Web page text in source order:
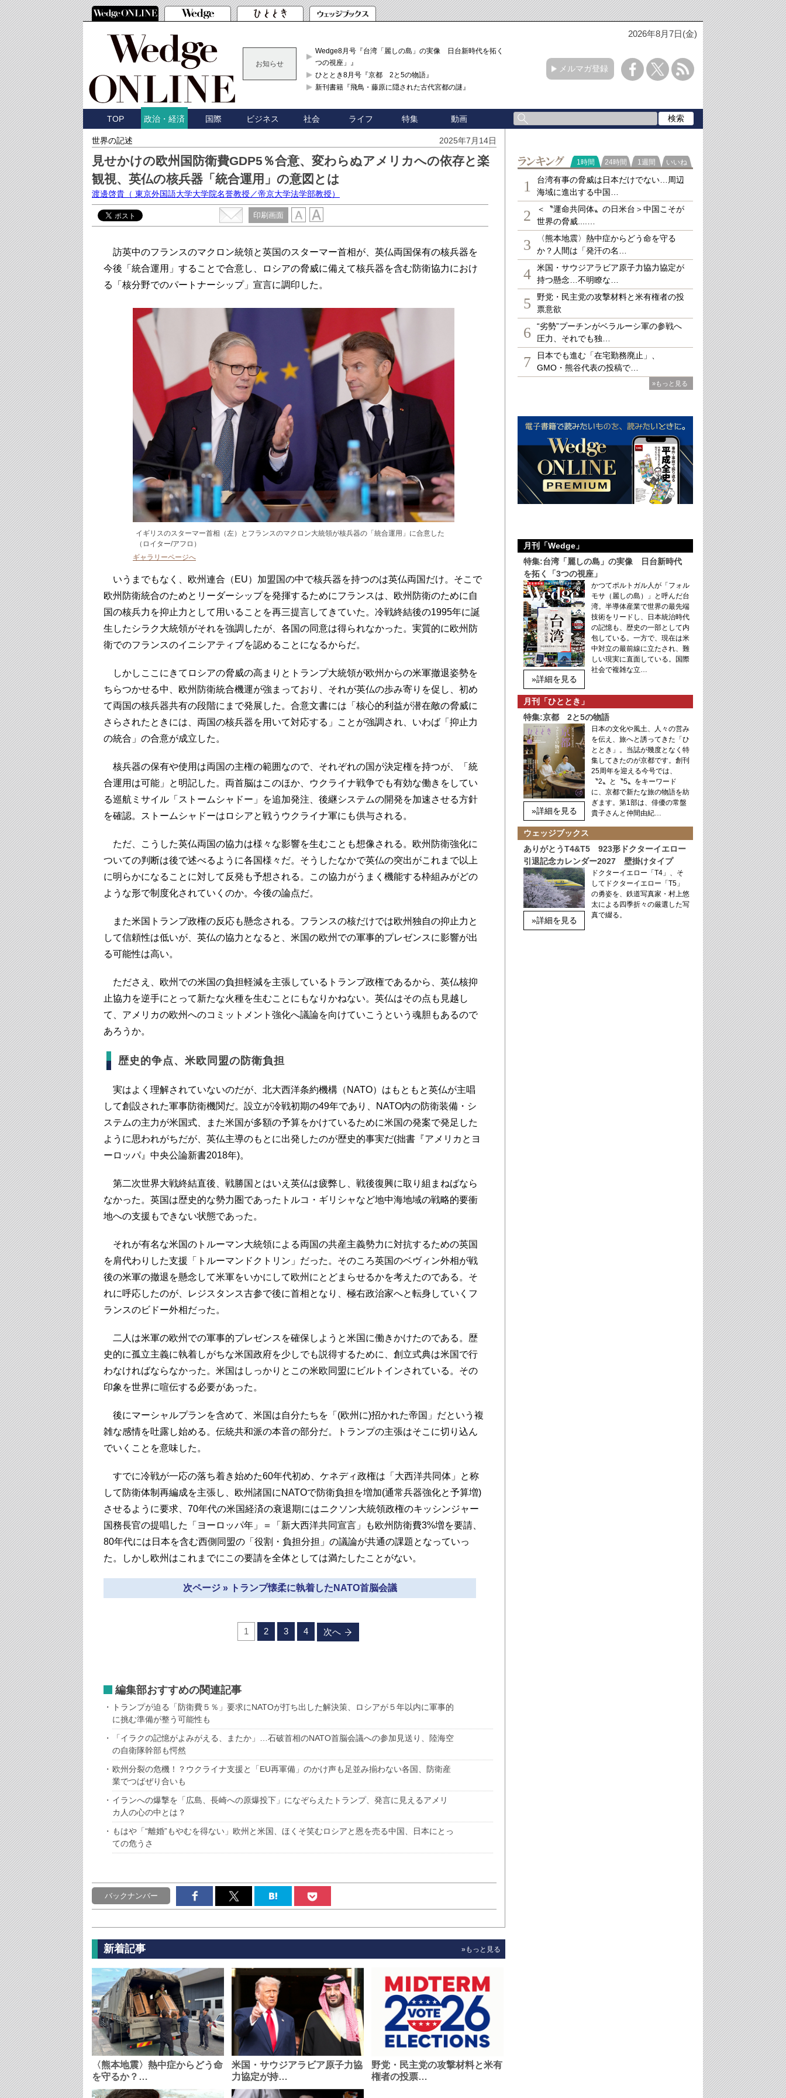
2026年8月7日(金)
お知らせ
Wedge8月号『台湾「麗しの島」の実像 日台新時代を拓く「3
つの視座」』
ひととき8月号『京都 2と5の物語』
新刊書籍『飛鳥・藤原に隠された古代宮都の謎』
メルマガ登録
TOP 政治・経済 国際 ビジネス 社会 ライフ 特集 動画
世界の記述 2025年7月14日
見せかけの欧州国防衛費GDP5％合意、変わらぬアメリカへの依存と楽
観視、英仏の核兵器「統合運用」の意図とは
渡邊啓貴 （ 東京外国語大学大学院名誉教授／帝京大学法学部教授）
印刷画面
訪英中のフランスのマクロン統領と英国のスターマー⾸相が、英仏両国保有の核兵器を
今後「統合運⽤」することで合意し、ロシアの脅威に備えて核兵器を含む防衛協⼒におけ
る「核分野でのパートナーシップ」宣⾔に調印した。
イギリスのスターマー首相（左）とフランスのマクロン大統領が核兵器の「統合運用」に合意した
（ロイター/アフロ）
ギャラリーページへ
いうまでもなく、欧州連合（EU）加盟国の中で核兵器を持つのは英仏両国だけ。そこで
欧州防衛統合のためとリーダーシップを発揮するためにフランスは、欧州防衛のために自
国の核兵力を抑止力として用いることを再三提言してきていた。冷戦終結後の1995年に誕
生したシラク大統領がそれを強調したが、各国の同意は得られなかった。実質的に欧州防
衛でのフランスのイニシアティブを認めることになるからだ。
しかしここにきてロシアの脅威の高まりとトランプ大統領が欧州からの米軍撤退姿勢を
ちらつかせる中、欧州防衛統合機運が強まっており、それが英仏の歩み寄りを促し、初め
て両国の核兵器共有の段階にまで発展した。合意文書には「核⼼的利益が潜在敵の脅威に
さらされたときには、両国の核兵器を用いて対応する」ことが強調され、いわば「抑止力
の統合」の合意が成立した。
核兵器の保有や使⽤は両国の主権の範囲なので、それぞれの国が決定権を持つが、「統
合運⽤は可能」と明記した。両⾸脳はこのほか、ウクライナ戦争でも有効な働きをしてい
る巡航ミサイル「ストームシャドー」を追加発注、後継システムの開発を加速させる⽅針
を確認。ストームシャドーはロシアと戦うウクライナ軍にも供与される。
ただ、こうした英仏両国の協力は様々な影響を生むことも想像される。欧州防衛強化に
ついての判断は後で述べるように各国様々だ。そうしたなかで英仏の突出がこれまで以上
に明らかになることに対して反発も予想される。この協力がうまく機能する枠組みがどの
ような形で制度化されていくのか。今後の論点だ。
また米国トランプ政権の反応も懸念される。フランスの核だけでは欧州独自の抑止力と
して信頼性は低いが、英仏の協力となると、米国の欧州での軍事的プレゼンスに影響が出
る可能性は高い。
たださえ、欧州での米国の負担軽減を主張しているトランプ政権であるから、英仏核抑
止協力を逆手にとって新たな火種を生むことにもなりかねない。英仏はその点も見越し
て、アメリカの欧州へのコミットメント強化へ議論を向けていこうという魂胆もあるので
あろうか。
歴史的争点、米欧同盟の防衛負担
実はよく理解されていないのだが、北大西洋条約機構（NATO）はもともと英仏が主唱
して創設された軍事防衛機関だ。設立が冷戦初期の49年であり、NATO内の防衛装備・シ
ステムの主力が米国式、また米国が多額の予算をかけているために米国の発案で発足した
ように思われがちだが、英仏主導のもとに出発したのが歴史的事実だ(拙書『アメリカとヨ
ーロッパ』中央公論新書2018年)。
第二次世界大戦終結直後、戦勝国とはいえ英仏は疲弊し、戦後復興に取り組まねばなら
なかった。英国は歴史的な勢力圏であったトルコ・ギリシャなど地中海地域の戦略的要衝
地への支援もできない状態であった。
それが有名な米国のトルーマン大統領による両国の共産主義勢力に対抗するための英国
を肩代わりした支援「トルーマンドクトリン」だった。そのころ英国のベヴィン外相が戦
後の米軍の撤退を懸念して米軍をいかにして欧州にとどまらせるかを考えたのである。そ
れに呼応したのが、レジスタンス古参で後に首相となり、極右政治家へと転身していくフ
ランスのビドー外相だった。
二人は米軍の欧州での軍事的プレゼンスを確保しようと米国に働きかけたのである。歴
史的に孤立主義に執着しがちな米国政府を少しでも説得するために、創立式典は米国で行
わなければならなかった。米国はしっかりとこの米欧同盟にビルトインされている。その
印象を世界に喧伝する必要があった。
後にマーシャルプランを含めて、米国は自分たちを「(欧州に)招かれた帝国」だという複
雑な感情を吐露し始める。伝統共和派の本音の部分だ。トランプの主張はそこに切り込ん
でいくことを意味した。
すでに冷戦が一応の落ち着き始めた60年代初め、ケネディ政権は「大西洋共同体」と称
して防衛体制再編成を主張し、欧州諸国にNATOで防衛負担を増加(通常兵器強化と予算増)
させるように要求、70年代の米国経済の衰退期にはニクソン大統領政権のキッシンジャー
国務長官の提唱した「ヨーロッパ年」＝「新大西洋共同宣言」も欧州防衛費3%増を要請、
80年代には日本を含む西側同盟の「役割・負担分担」の議論が共通の課題となっていっ
た。しかし欧州はこれまでにこの要請を全体としては満たしたことがない。
次ページ » トランプ懐柔に執着したNATO首脳会議
1 2 3 4 次へ
編集部おすすめの関連記事
トランプが迫る「防衛費５％」要求にNATOが打ち出した解決策、ロシアが５年以内に軍事的
に挑む準備が整う可能性も
「イラクの記憶がよみがえる、またか」…石破首相のNATO首脳会議への参加見送り、陸海空
の自衛隊幹部も愕然
欧州分裂の危機！？ウクライナ支援と「EU再軍備」のかけ声も足並み揃わない各国、防衛産
業でつばぜり合いも
イランへの爆撃を「広島、長崎への原爆投下」になぞらえたトランプ、発言に見えるアメリ
カ人の心の中とは？
もはや「“離婚”もやむを得ない」欧州と米国、ほくそ笑むロシアと恩を売る中国、日本にとっ
ての危うさ
バックナンバー
新着記事 »もっと見る
〈熊本地震〉熱中症からどう命
を守るか？…
米国・サウジアラビア原子力協
力協定が持…
野党・民主党の攻撃材料と米有
権者の投票…
ランキング
1時間 24時間 1週間 いいね
1
台湾有事の脅威は日本だけでない…周辺
海域に進出する中国…
2
＜〝運命共同体〟の日米台＞中国こそが
世界の脅威....…
3
〈熊本地震〉熱中症からどう命を守る
か？人間は「発汗の名…
4
米国・サウジアラビア原子力協力協定が
持つ懸念…不明瞭な…
5
野党・民主党の攻撃材料と米有権者の投
票意欲
6
“劣勢”プーチンがベラルーシ軍の参戦へ
圧力、それでも独…
7
日本でも進む「在宅勤務廃止」、
GMO・熊谷代表の投稿で…
»もっと見る
月刊「Wedge」
特集:台湾「麗しの島」の実像 日台新時代
を拓く「3つの視座」
»詳細を見る
かつてポルトガル人が「フォル
モサ（麗しの島）」と呼んだ台
湾。半導体産業で世界の最先端
技術をリードし、日本統治時代
の記憶も、歴史の一部として内
包している。一方で、現在は米
中対立の最前線に立たされ、難
しい現実に直面している。国際
社会で複雑な立…
月刊「ひととき」
特集:京都 2と5の物語
»詳細を見る
日本の文化や風土、人々の営み
を伝え、旅へと誘ってきた「ひ
ととき」。当誌が幾度となく特
集してきたのが京都です。創刊
25周年を迎える今号では、
〝2〟と〝5〟をキーワード
に、京都で新たな旅の物語を紡
ぎます。第1部は、俳優の常盤
貴子さんと仲間由紀…
ウェッジブックス
ありがとうT4&T5 923形ドクターイエロー
引退記念カレンダー2027 壁掛けタイプ
»詳細を見る
ドクターイエロー「T4」、そ
してドクターイエロー「T5」
の勇姿を、鉄道写真家・村上悠
太による四季折々の厳選した写
真で綴る。